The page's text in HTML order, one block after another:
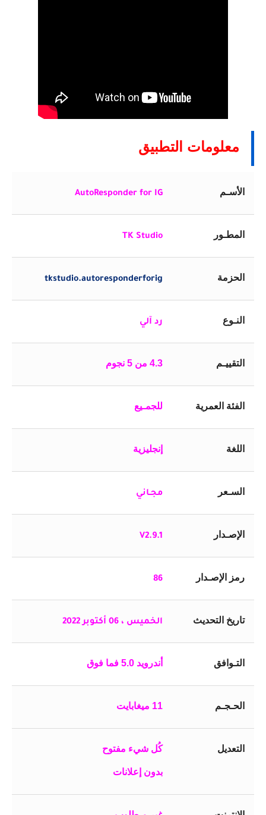
معلومات التطبيق
الأسـم AutoResponder for IG
المطـور TK Studio
الحزمة tkstudio.autoresponderforig
النـوع رد آلي
التقييـم 4.3 من 5 نجوم
الفئة العمرية للجمـيع
اللغة إنجليزية
السـعر مجـاني
الإصـدار V2.9.1
رمز الإصـدار 86
تاريخ التحديث الخميس ، 06 أكتوبر 2022
التـوافق أندرويد 5.0 فما فوق
الحـجـم 11 ميغابايت
التعديل كُل شيء مفتوح
بدون إعلانات